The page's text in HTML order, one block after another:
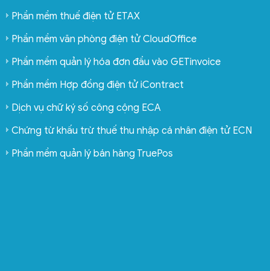
Phần mềm thuế điện tử ETAX
Phần mềm văn phòng điện tử CloudOffice
Phần mềm quản lý hóa đơn đầu vào GETinvoice
Phần mềm Hợp đồng điện tử iContract
Dịch vụ chữ ký số công cộng ECA
Chứng từ khấu trừ thuế thu nhập cá nhân điện tử ECN
Phần mềm quản lý bán hàng TruePos